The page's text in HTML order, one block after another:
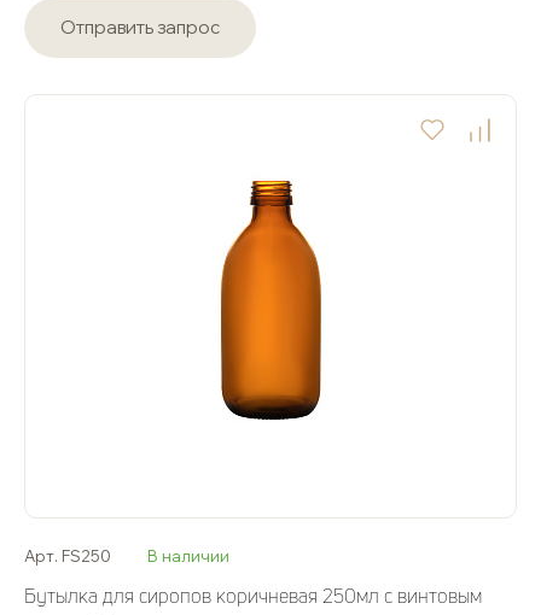
Отправить запрос
Арт. FS250 В наличии
Бутылка для сиропов коричневая 250мл с винтовым